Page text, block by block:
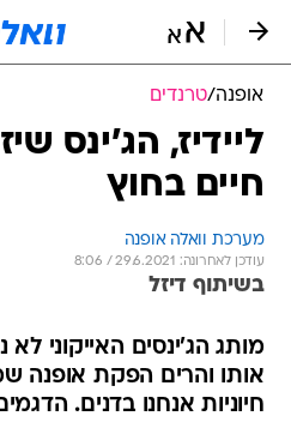
אופנה/טרנדים
ליידיז, הג'ינס
חיים בחוץ
מערכת וואלה אופנה
עודכן לאחרונה: 29.6.2021 / 8:06
בשיתוף דיזל
מותג הג'ינסים האייקוני
אותו והרים הפקת אופנה
חיוניות אנחנו בדנים.